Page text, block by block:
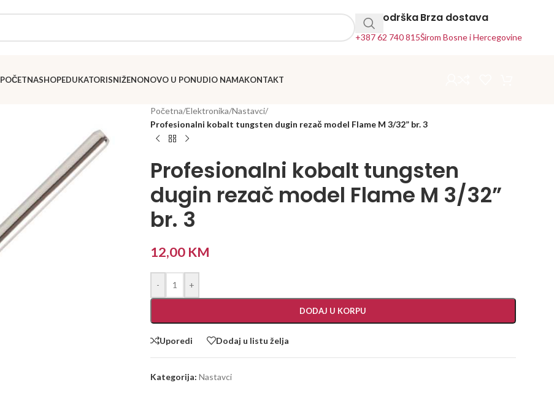
24h Podrška
+387 62 740 815
Brza dostava
Širom Bosne i Hercegovine
POČETNASHOPEDUKATORISNIŽENONOVO U PONUDIO NAMAKONTAKT
Početna/Elektronika/Nastavci/
Profesionalni kobalt tungsten dugin rezač model Flame M 3/32” br. 3
Profesionalni kobalt tungsten
dugin rezač model Flame M 3/32”
br. 3
12,00 KM
- +
DODAJ U KORPU
Uporedi Dodaj u listu želja
Kategorija: Nastavci